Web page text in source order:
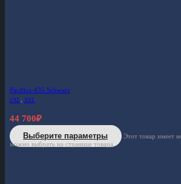
Pacifica-435 Schwarz
2XL, 3XL
44 700₽
Выберите параметры
Этот товар имеет
можно выбрать на странице товара.